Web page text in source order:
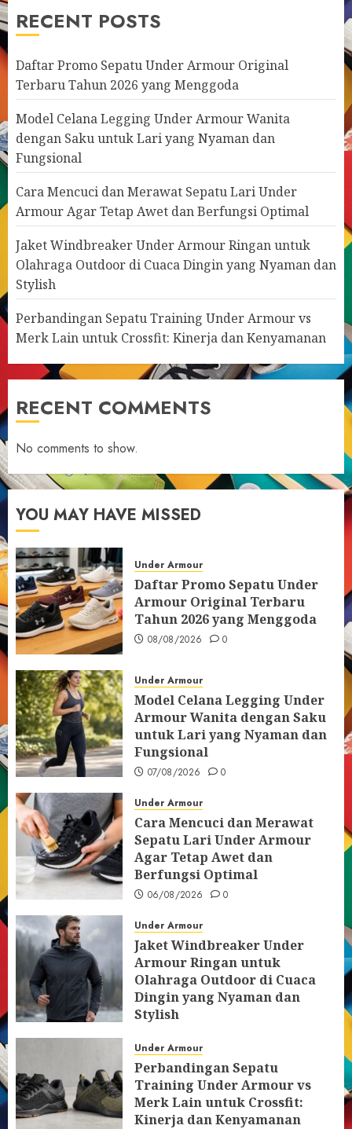
RECENT POSTS
Daftar Promo Sepatu Under Armour Original
Terbaru Tahun 2026 yang Menggoda
Model Celana Legging Under Armour Wanita
dengan Saku untuk Lari yang Nyaman dan
Fungsional
Cara Mencuci dan Merawat Sepatu Lari Under
Armour Agar Tetap Awet dan Berfungsi Optimal
Jaket Windbreaker Under Armour Ringan untuk
Olahraga Outdoor di Cuaca Dingin yang Nyaman dan
Stylish
Perbandingan Sepatu Training Under Armour vs
Merk Lain untuk Crossfit: Kinerja dan Kenyamanan
RECENT COMMENTS
No comments to show.
YOU MAY HAVE MISSED
Under Armour
Daftar Promo Sepatu Under
Armour Original Terbaru
Tahun 2026 yang Menggoda
08/08/2026 0
Under Armour
Model Celana Legging Under
Armour Wanita dengan Saku
untuk Lari yang Nyaman dan
Fungsional
07/08/2026 0
Under Armour
Cara Mencuci dan Merawat
Sepatu Lari Under Armour
Agar Tetap Awet dan
Berfungsi Optimal
06/08/2026 0
Under Armour
Jaket Windbreaker Under
Armour Ringan untuk
Olahraga Outdoor di Cuaca
Dingin yang Nyaman dan
Stylish
Under Armour
Perbandingan Sepatu
Training Under Armour vs
Merk Lain untuk Crossfit:
Kinerja dan Kenyamanan